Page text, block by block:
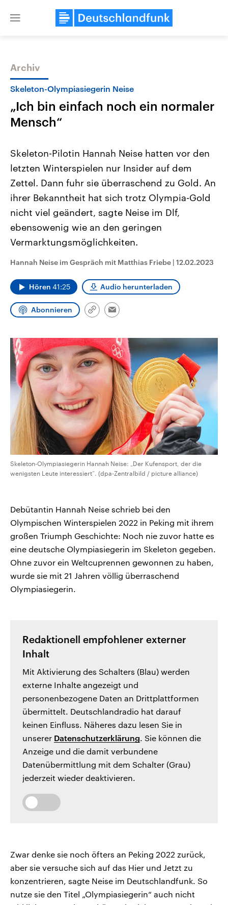
Close
Themen
USA
Aktuelle Beiträge, Analysen und
Hintergründe
Wirtschaftlich und militärisch
gehören die Vereinigten Staaten zu
den mächtigsten Ländern der Erde,
mit großem Einfluss auf das
aktuelle Weltgeschehen.
Nahostkonflikt
Aktuelle Lage und
Der Überfall der
Terrororganisation Hamas
Oktober 2023 auf Israel
Region wieder die Gewalt
Israel möchte die Hamas
Diese wird wie die
Libanon vom Iran
Sendungen Programm Podcasts
Audio-Archiv
Archiv
Skeleton-Olympiasiegerin Neise
„Ich bin einfach noch ein normaler
Mensch“
Skeleton-Pilotin Hannah Neise hatten vor den
letzten Winterspielen nur Insider auf dem
Zettel. Dann fuhr sie überraschend zu Gold. An
ihrer Bekanntheit hat sich trotz Olympia-Gold
nicht viel geändert, sagte Neise im Dlf,
ebensowenig wie an den geringen
Vermarktungsmöglichkeiten.
Hannah Neise im Gespräch mit Matthias Friebe | 12.02.2023
Hören 41:25 Audio herunterladen
Abonnieren
Link
Email
Skeleton-Olympiasiegerin Hannah Neise: „Der Kufensport, der die
wenigsten Leute interessiert“. (dpa-Zentralbild / picture alliance)
Debütantin Hannah Neise schrieb bei den
Olympischen Winterspielen 2022 in Peking mit ihrem
großen Triumph Geschichte: Noch nie zuvor hatte es
eine deutsche Olympiasiegerin im Skeleton gegeben.
Ohne zuvor ein Weltcuprennen gewonnen zu haben,
wurde sie mit 21 Jahren völlig überraschend
Olympiasiegerin.
Redaktionell empfohlener externer
Inhalt
Mit Aktivierung des Schalters (Blau) werden
externe Inhalte angezeigt und
personenbezogene Daten an Drittplattformen
übermittelt. Deutschlandradio hat darauf
keinen Einfluss. Näheres dazu lesen Sie in
unserer Datenschutzerklärung. Sie können die
Anzeige und die damit verbundene
Datenübermittlung mit dem Schalter (Grau)
jederzeit wieder deaktivieren.
Zwar denke sie noch öfters an Peking 2022 zurück,
aber sie versuche sich auf das Hier und Jetzt zu
konzentrieren, sagte Neise im Deutschlandfunk. So
nutze sie den Titel „Olympiasiegerin“ auch nicht